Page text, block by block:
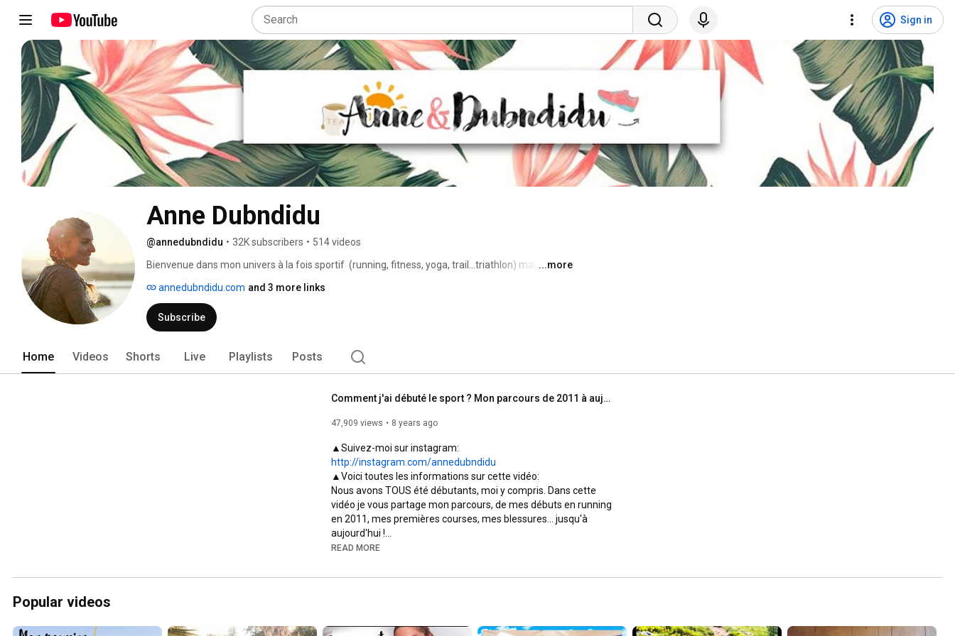
Sign in
Anne Dubndidu
@annedubndidu • 32K subscribers • 514 videos
Bienvenue dans mon univers à la fois sportif  (running, fitness, yoga, trail...triathlon) mais aussi
...more
annedubndidu.com and 3 more links
Subscribe
Home Videos Shorts Live Playlists Posts
Comment j'ai débuté le sport ? Mon parcours de 2011 à aujourd'hui
47,909 views 8 years ago
http://instagram.com/annedubndidu
▲Voici toutes les informations sur cette vidéo:
Nous avons TOUS été débutants, moi y compris. Dans cette
vidéo je vous partage mon parcours, de mes débuts en running
en 2011, mes premières courses, mes blessures... jusqu'à
aujourd'hui !
READ MORE
Popular videos